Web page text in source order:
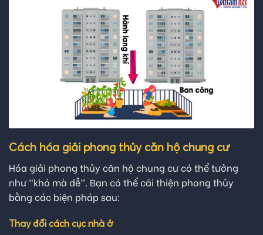
Cách hóa giải phong thủy căn hộ chung cư
Hóa giải phong thủy căn hộ chung cư có thể tưởng
như “khó mà dễ”. Bạn có thể cải thiện phong thủy
bằng các biện pháp sau:
Thay đổi cách cục nhà ở